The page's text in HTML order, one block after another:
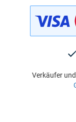
Verkäufer